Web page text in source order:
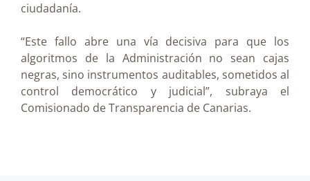
ciudadanía.
“Este fallo abre una vía decisiva para que los
algoritmos de la Administración no sean cajas
negras, sino instrumentos auditables, sometidos al
control democrático y judicial”, subraya el
Comisionado de Transparencia de Canarias.